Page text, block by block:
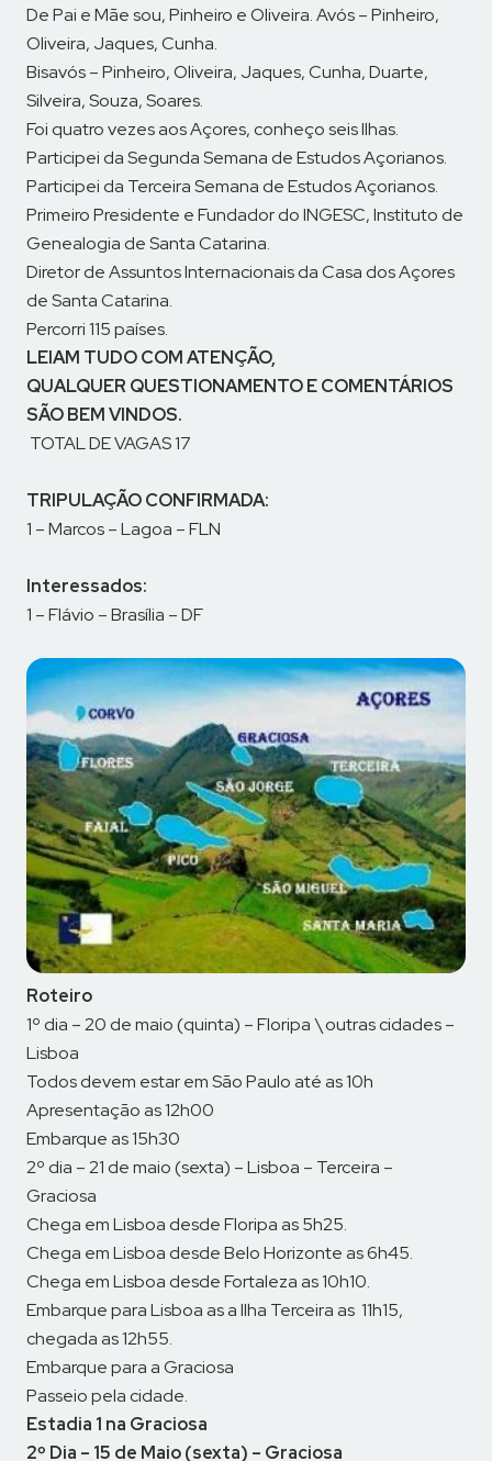
De Pai e Mãe sou, Pinheiro e Oliveira. Avós – Pinheiro,
Oliveira, Jaques, Cunha.
Bisavós – Pinheiro, Oliveira, Jaques, Cunha, Duarte,
Silveira, Souza, Soares.
Foi quatro vezes aos Açores, conheço seis Ilhas.
Participei da Segunda Semana de Estudos Açorianos.
Participei da Terceira Semana de Estudos Açorianos.
Primeiro Presidente e Fundador do INGESC, Instituto de
Genealogia de Santa Catarina.
Diretor de Assuntos Internacionais da Casa dos Açores
de Santa Catarina.
Percorri 115 países.
LEIAM TUDO COM ATENÇÃO,
QUALQUER QUESTIONAMENTO E COMENTÁRIOS
SÃO BEM VINDOS.
TOTAL DE VAGAS 17
TRIPULAÇÃO CONFIRMADA:
1 – Marcos – Lagoa – FLN
Interessados:
1 – Flávio – Brasília – DF
Roteiro
1º dia – 20 de maio (quinta) – Floripa \ outras cidades –
Lisboa
Todos devem estar em São Paulo até as 10h
Apresentação as 12h00
Embarque as 15h30
2º dia – 21 de maio (sexta) – Lisboa – Terceira –
Graciosa
Chega em Lisboa desde Floripa as 5h25.
Chega em Lisboa desde Belo Horizonte as 6h45.
Chega em Lisboa desde Fortaleza as 10h10.
Embarque para Lisboa as a Ilha Terceira as 11h15,
chegada as 12h55.
Embarque para a Graciosa
Passeio pela cidade.
Estadia 1 na Graciosa
2º Dia – 15 de Maio (sexta) – Graciosa